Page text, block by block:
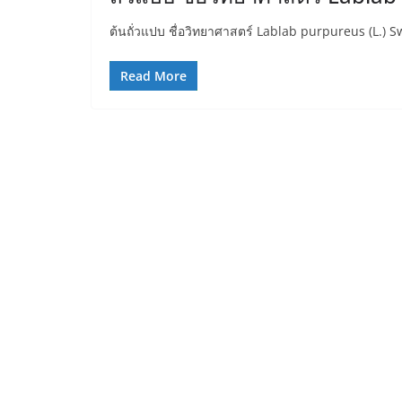
ต้นถั่วแปบ ชื่อวิทยาศาสตร์ Lablab purpureus (L.)
Read More